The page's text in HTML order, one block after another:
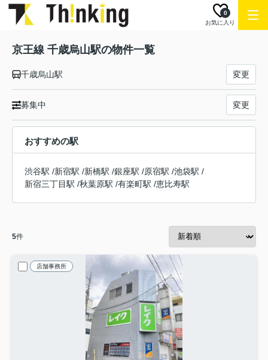
お気に入り
0
京王線 千歳烏山駅の物件一覧
千歳烏山駅 変更
募集中 変更
おすすめの駅
渋谷駅 /新宿駅 /新橋駅 /銀座駅 /原宿駅 /池袋駅 /
新宿三丁目駅 /秋葉原駅 /有楽町駅 /恵比寿駅
5件
店舗事務所